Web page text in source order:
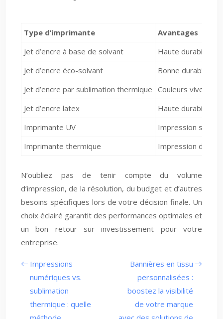
Type d’imprimante
Avantages
Jet d’encre à base de solvant
Haute durabilité,
Jet d’encre éco-solvant
Bonne durabilité,
Jet d’encre par sublimation thermique Couleurs vives,
Jet d’encre latex
Haute durabilité,
Imprimante UV
Impression sur
Imprimante thermique
Impression
N’oubliez pas de tenir compte du volume
d’impression, de la résolution, du budget et d’autres
besoins spécifiques lors de votre décision finale. Un
choix éclairé garantit des performances optimales et
un bon retour sur investissement pour votre
entreprise.
Impressions
numériques vs.
sublimation
thermique : quelle
Bannières en tissu
personnalisées :
boostez la visibilité
de votre marque